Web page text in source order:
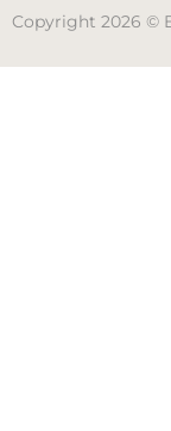
Copyright 2026 ©